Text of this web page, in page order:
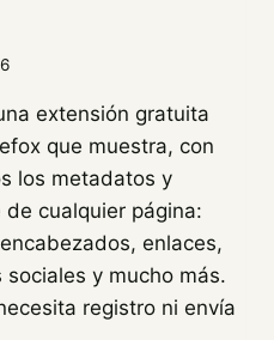
extensión gratuita
que muestra, con
los metadatos y
cualquier página:
enlaces,
y mucho más.
registro ni envía